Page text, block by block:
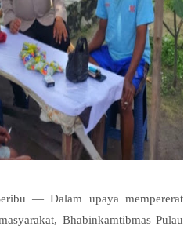
— Dalam upaya mempererat
Bhabinkamtibmas Pulau